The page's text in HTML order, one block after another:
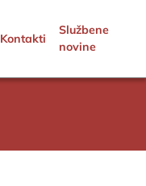
Kontakti
Službene
novine